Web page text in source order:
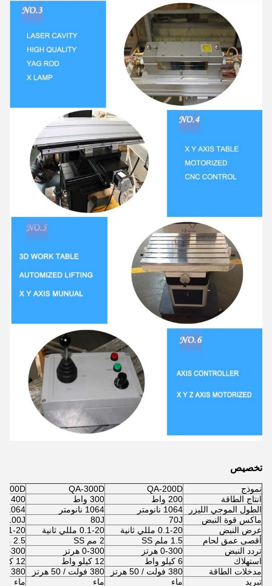
تخصيص
نموذج QA-200D
QA-300D
400D
انتاج الطاقة
200 واط 300 واط
400 واط
الطول الموجي الليزر
1064 نانومتر 1064 نانومتر
1064 نانومتر
ماكس قوة النبض
70J
80J
100J
عرض النبض
0.1-20 مللي ثانية 0.1-20 مللي ثانية
0.1-20 مللي ثانية
أقصى عمق لحام
1.5 ملم SS 2 مم SS
2.5 ملم SS
تردد النبض
0-300 هرتز 0-300 هرتز
0-300 هرتز
استهلاك
6 كيلو واط 12 كيلو واط
12 كيلو واط
مدخلات الطاقة
380 فولت / 50 هرتز 380 فولت / 50 هرتز
380 فولت / 50 هرتز
تبريد
ماء ماء ماء